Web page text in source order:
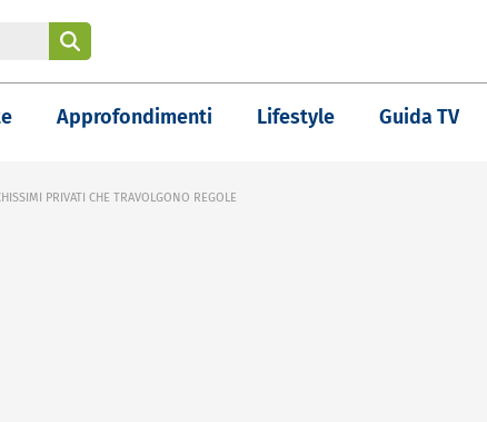
Approfondimenti Lifestyle Guida TV
PRIVATI CHE TRAVOLGONO REGOLE